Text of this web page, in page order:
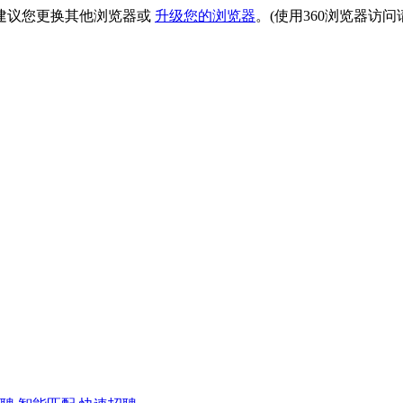
议您更换其他浏览器或 升级您的浏览器。(使用360浏览器访